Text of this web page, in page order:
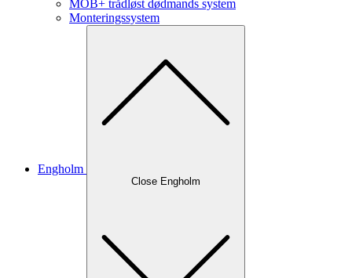
MOB+ trådløst dødmands system
Monteringssystem
Engholm
Close Engholm